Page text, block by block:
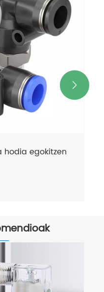
hodia egokitzen
